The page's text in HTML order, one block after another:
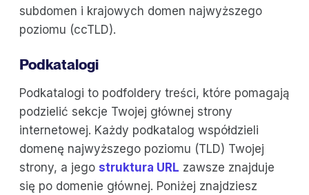
subdomen i krajowych domen najwyższego
poziomu (ccTLD).
Podkatalogi
Podkatalogi to podfoldery treści, które pomagają
podzielić sekcje Twojej głównej strony
internetowej. Każdy podkatalog współdzieli
domenę najwyższego poziomu (TLD) Twojej
strony, a jego struktura URL zawsze znajduje
się po domenie głównej. Poniżej znajdziesz